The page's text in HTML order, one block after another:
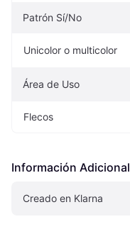
Patrón Sí/No
Unicolor o multicolor
Área de Uso
Flecos
Información Adicional
Creado en Klarna